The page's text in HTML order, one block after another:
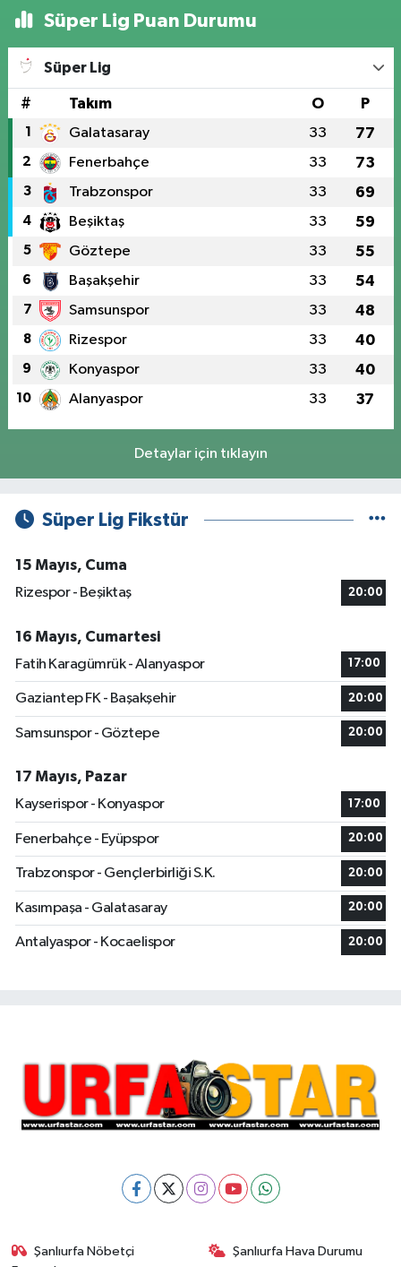
Süper Lig Puan Durumu
Süper Lig
# Takım O P
1 Galatasaray 33 77
2 Fenerbahçe 33 73
3 Trabzonspor 33 69
4 Beşiktaş 33 59
5 Göztepe 33 55
6 Başakşehir 33 54
7 Samsunspor 33 48
8 Rizespor 33 40
9 Konyaspor 33 40
10 Alanyaspor 33 37
Detaylar için tıklayın
Süper Lig Fikstür
15 Mayıs, Cuma
Rizespor - Beşiktaş
20:00
16 Mayıs, Cumartesi
Fatih Karagümrük - Alanyaspor
17:00
Gaziantep FK - Başakşehir 20:00
Samsunspor - Göztepe 20:00
17 Mayıs, Pazar
Kayserispor - Konyaspor
17:00
Fenerbahçe - Eyüpspor 20:00
Trabzonspor - Gençlerbirliği S.K. 20:00
Kasımpaşa - Galatasaray 20:00
Antalyaspor - Kocaelispor 20:00
Şanlıurfa Nöbetçi
Şanlıurfa Hava Durumu